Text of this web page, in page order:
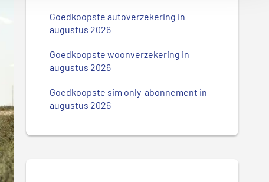
b
o
g
.
.
e
Goedkoopste autoverzekering in
augustus 2026
Goedkoopste woonverzekering in
augustus 2026
Goedkoopste sim only-abonnement in
augustus 2026